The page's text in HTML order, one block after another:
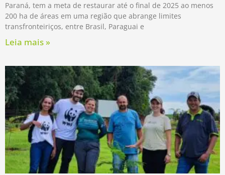
Paraná, tem a meta de restaurar até o final de 2025 ao menos
200 ha de áreas em uma região que abrange limites
transfronteiriços, entre Brasil, Paraguai e
Leia mais »